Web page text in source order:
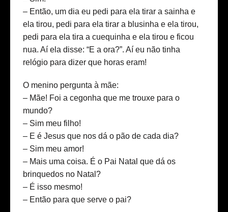
– Então, um dia eu pedi para ela tirar a sainha e
ela tirou, pedi para ela tirar a blusinha e ela tirou,
pedi para ela tira a cuequinha e ela tirou e ficou
nua. Aí ela disse: “E a ora?”. Aí eu não tinha
relógio para dizer que horas eram!
O menino pergunta à mãe:
– Mãe! Foi a cegonha que me trouxe para o
mundo?
– Sim meu filho!
– E é Jesus que nos dá o pão de cada dia?
– Sim meu amor!
– Mais uma coisa. É o Pai Natal que dá os
brinquedos no Natal?
– É isso mesmo!
– Então para que serve o pai?